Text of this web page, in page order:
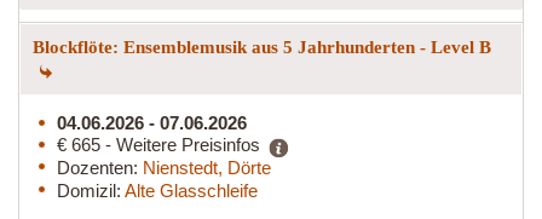
Blockflöte: Ensemblemusik aus 5 Jahrhunderten - Level B
04.06.2026 - 07.06.2026
€ 665 - Weitere Preisinfos
Dozenten: Nienstedt, Dörte
Domizil: Alte Glasschleife